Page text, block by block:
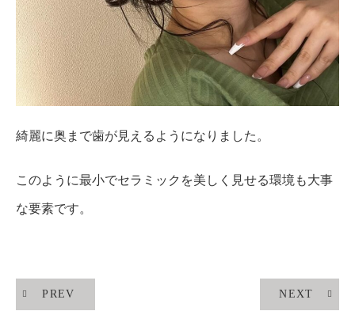
綺麗に奥まで歯が見えるようになりました。
このように最小でセラミックを美しく見せる環境も大事
な要素です。
PREV NEXT